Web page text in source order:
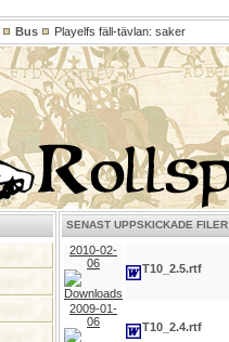
Bus Playelfs fäll-tävlan: saker
SENAST UPPSKICKADE FILER
2010-02-
06
T10_2.5.rtf
2009-01-
06
T10_2.4.rtf